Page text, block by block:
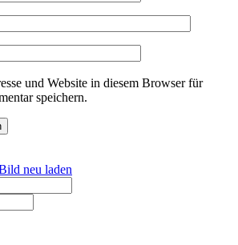
und Website in diesem Browser für
speichern.